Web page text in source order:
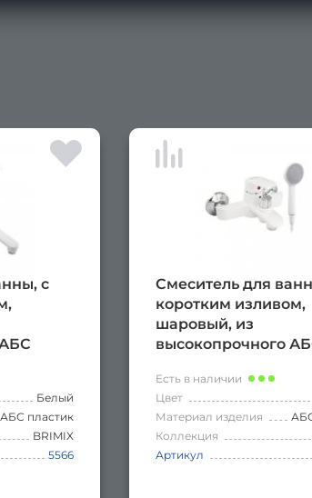
с
Белый
АБС пластик
BRIMIX
5566
Смеситель для
коротким изливом,
шаровый, из
высокопрочного
Есть в наличии
Цвет
Материал изделия
Коллекция
Артикул